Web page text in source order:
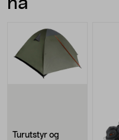
nå
Turutstyr og